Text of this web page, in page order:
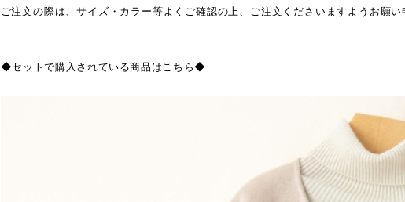
ご注文の際は、サイズ・カラー等よくご確認の上、ご注文くださいますようお願
◆セットで購入されている商品はこちら◆